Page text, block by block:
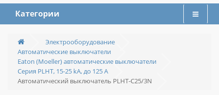
Категории
Электрооборудование
Автоматические выключатели
Eaton (Moeller) автоматические выключатели
Серия PLHT, 15-25 kA, до 125 А
Автоматический выключатель PLHT-C25/3N